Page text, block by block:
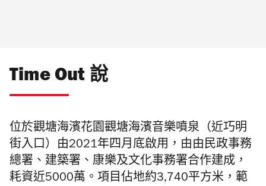
Time Out 說
位於觀塘海濱花園觀塘海濱音樂噴泉（近巧明
街入口）由2021年四月底啟用，由由民政事務
總署、建築署、康樂及文化事務署合作建成，
耗資近5000萬。項目佔地約3,740平方米，範